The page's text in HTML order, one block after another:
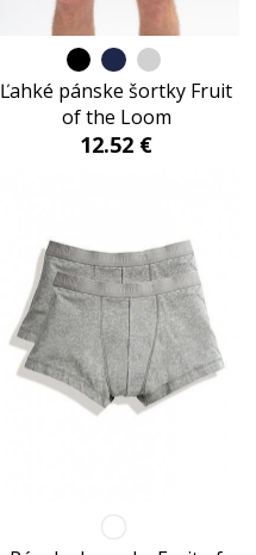
Ľahké pánske šortky Fruit
of the Loom
12.52 €